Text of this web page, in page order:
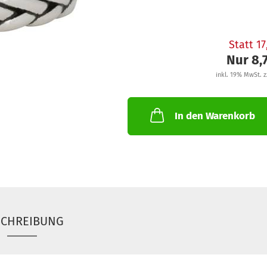
Statt
Nur
inkl. 19% MwSt.
In den Warenkorb